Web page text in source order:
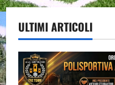
ULTIMI ARTICOLI